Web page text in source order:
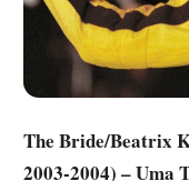
The Bride/Beatrix
2003-2004) – Uma